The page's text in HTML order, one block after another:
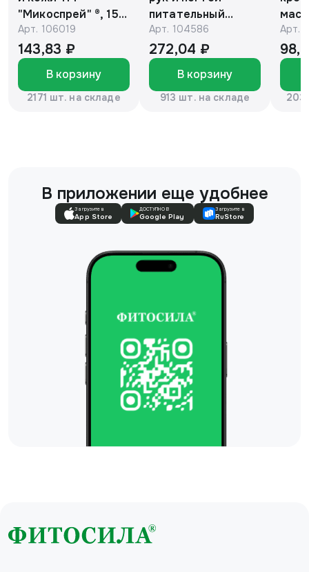
"Микоспрей" ®, 15
мл
Арт. 106019
143,83 ₽
В корзину
2171 шт. на складе
питательный
против
гиперпигментации
для осветления
кожи 75 г
Арт. 104586
272,04 ₽
В корзину
913 шт. на складе
Арт.
В приложении еще удобнее
Загрузите в
App Store
ДОСТУПНО В
Google Play
Загрузите в
RuStore